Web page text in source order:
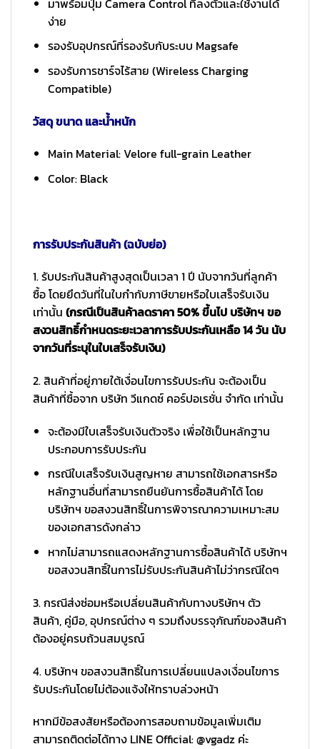
ง่าย
รองรับอุปกรณ์ที่รองรับกับระบบ Magsafe
รองรับการชาร์จไร้สาย (Wireless Charging
Compatible)
วัสดุ ขนาด และน้ำหนัก
Main Material: Velore full-grain Leather
Color: Black
การรับประกันสินค้า (ฉบับย่อ)
1. รับประกันสินค้าสูงสุดเป็นเวลา 1 ปี นับจากวันที่ลูกค้า
ซื้อ โดยยึดวันที่ในใบกำกับภาษีขายหรือใบเสร็จรับเงิน
เท่านั้น (กรณีเป็นสินค้าลดราคา 50% ขึ้นไป บริษัทฯ ขอ
สงวนสิทธิ์กำหนดระยะเวลาการรับประกันเหลือ 14 วัน นับ
จากวันที่ระบุในใบเสร็จรับเงิน)
2. สินค้าที่อยู่ภายใต้เงื่อนไขการรับประกัน จะต้องเป็น
สินค้าที่ซื้อจาก บริษัท วีแกดซ์ คอร์ปอเรชั่น จำกัด เท่านั้น
จะต้องมีใบเสร็จรับเงินตัวจริง เพื่อใช้เป็นหลักฐาน
ประกอบการรับประกัน
กรณีใบเสร็จรับเงินสูญหาย สามารถใช้เอกสารหรือ
หลักฐานอื่นที่สามารถยืนยันการซื้อสินค้าได้ โดย
บริษัทฯ ขอสงวนสิทธิ์ในการพิจารณาความเหมาะสม
ของเอกสารดังกล่าว
หากไม่สามารถแสดงหลักฐานการซื้อสินค้าได้ บริษัทฯ
ขอสงวนสิทธิ์ในการไม่รับประกันสินค้าไม่ว่ากรณีใดๆ
3. กรณีส่งซ่อมหรือเปลี่ยนสินค้ากับทางบริษัทฯ ตัว
สินค้า, คู่มือ, อุปกรณ์ต่าง ๆ รวมถึงบรรจุภัณฑ์ของสินค้า
ต้องอยู่ครบถ้วนสมบูรณ์
4. บริษัทฯ ขอสงวนสิทธิ์ในการเปลี่ยนแปลงเงื่อนไขการ
รับประกันโดยไม่ต้องแจ้งให้ทราบล่วงหน้า
หากมีข้อสงสัยหรือต้องการสอบถามข้อมูลเพิ่มเติม
สามารถติดต่อได้ทาง LINE Official: @vgadz ค่ะ